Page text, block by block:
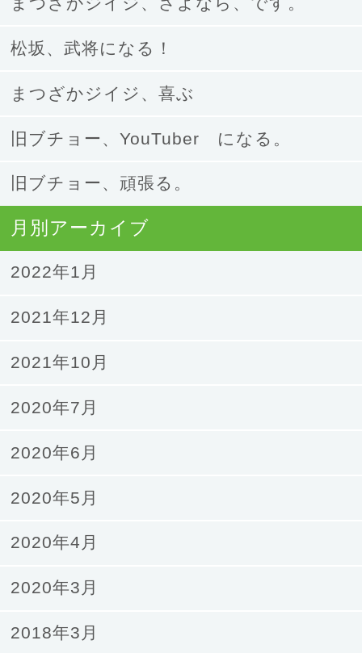
松坂、武将になる！
まつざかジイジ、喜ぶ
旧ブチョー、YouTuber になる。
旧ブチョー、頑張る。
月別アーカイブ
2022年1月
2021年12月
2021年10月
2020年7月
2020年6月
2020年5月
2020年4月
2020年3月
2018年3月